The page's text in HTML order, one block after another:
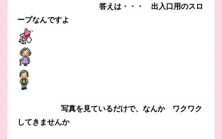
答えは・・・ 出入口用のスロ
ープなんですよ
写真を見ているだけで、なんか ワクワク
してきませんか